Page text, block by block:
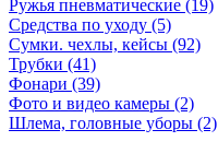
Ружья пневматические (19)
Средства по уходу (5)
Сумки. чехлы, кейсы (92)
Трубки (41)
Фонари (39)
Фото и видео камеры (2)
Шлема, головные уборы (2)